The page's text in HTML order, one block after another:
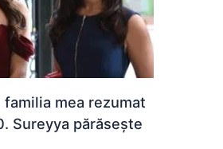
mea rezumat
Sureyya părăsește